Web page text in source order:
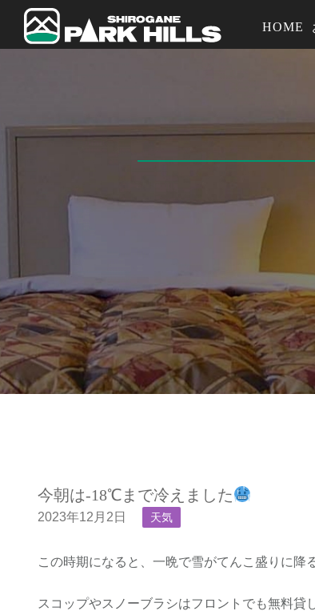
HOME
今朝は-18℃まで冷えました
2023年12月2日 天気
この時期になると、一晩で雪がてんこ盛りに降
スコップやスノーブラシはフロントでも無料貸